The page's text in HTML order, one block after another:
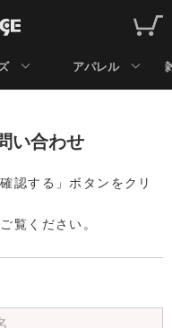
アパレル
い合わせ
認する」ボタンをクリ
覧ください。